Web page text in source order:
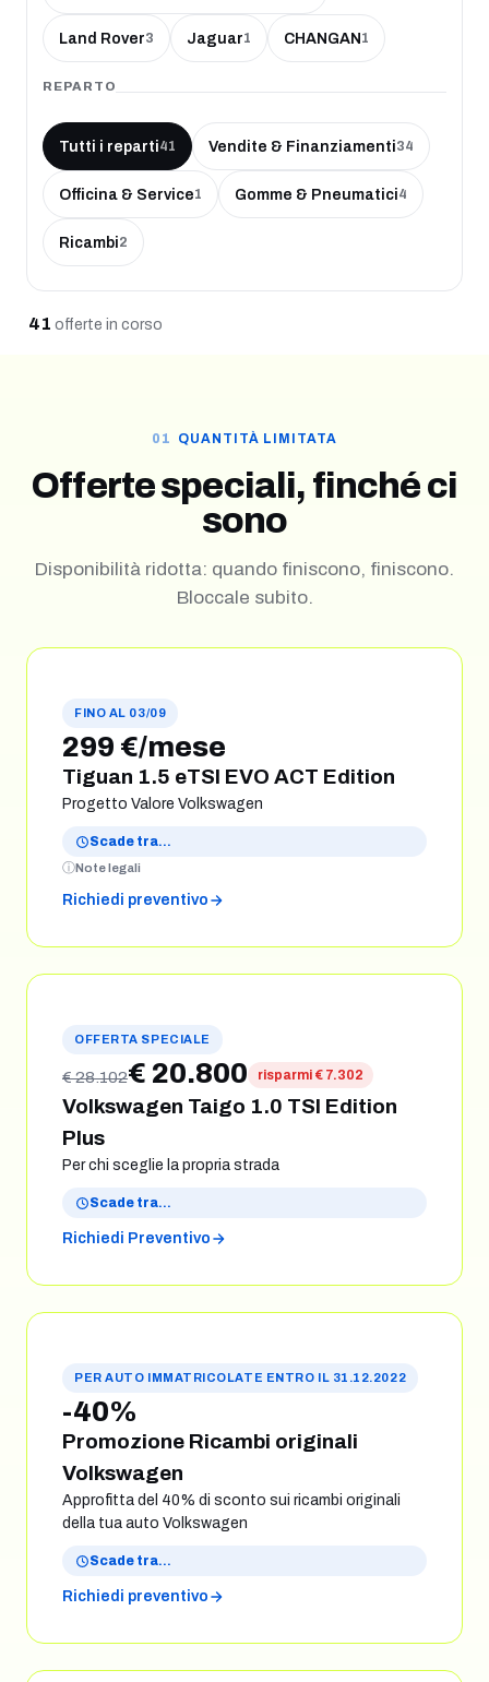
Land Rover3 Jaguar1 CHANGAN1
REPARTO
Tutti i reparti41 Vendite & Finanziamenti34
Officina & Service1 Gomme & Pneumatici4
Ricambi2
41 offerte in corso
QUANTITÀ LIMITATA
Offerte speciali, finché ci
sono
Disponibilità ridotta: quando finiscono, finiscono.
Bloccale subito.
FINO AL 03/09
299 €/mese
Tiguan 1.5 eTSI EVO ACT Edition
Progetto Valore Volkswagen
Scade tra…
Note legali
Richiedi preventivo
OFFERTA SPECIALE
€ 28.102€ 20.800 risparmi € 7.302
Volkswagen Taigo 1.0 TSI Edition
Plus
Per chi sceglie la propria strada
Scade tra…
Richiedi Preventivo
PER AUTO IMMATRICOLATE ENTRO IL 31.12.2022
-40%
Promozione Ricambi originali
Volkswagen
Approfitta del 40% di sconto sui ricambi originali
della tua auto Volkswagen
Scade tra…
Richiedi preventivo